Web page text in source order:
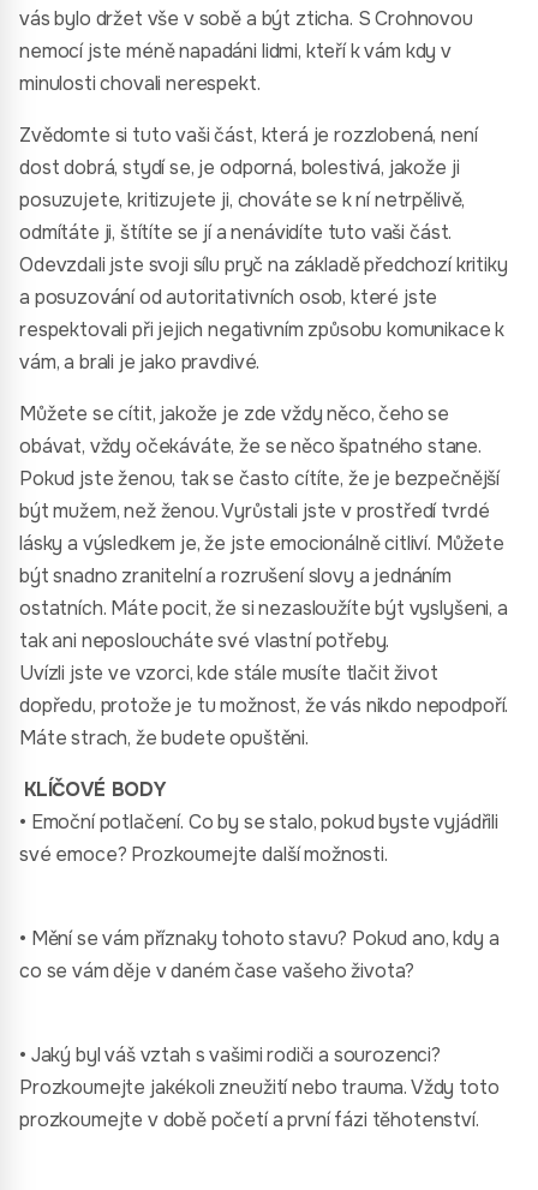
vás bylo držet vše v sobě a být zticha. S Crohnovou
nemocí jste méně napadáni lidmi, kteří k vám kdy v
minulosti chovali nerespekt.
Zvědomte si tuto vaši část, která je rozzlobená, není
dost dobrá, stydí se, je odporná, bolestivá, jakože ji
posuzujete, kritizujete ji, chováte se k ní netrpělivě,
odmítáte ji, štítíte se jí a nenávidíte tuto vaši část.
Odevzdali jste svoji sílu pryč na základě předchozí kritiky
a posuzování od autoritativních osob, které jste
respektovali při jejich negativním způsobu komunikace k
vám, a brali je jako pravdivé.
Můžete se cítit, jakože je zde vždy něco, čeho se
obávat, vždy očekáváte, že se něco špatného stane.
Pokud jste ženou, tak se často cítíte, že je bezpečnější
být mužem, než ženou. Vyrůstali jste v prostředí tvrdé
lásky a výsledkem je, že jste emocionálně citliví. Můžete
být snadno zranitelní a rozrušení slovy a jednáním
ostatních. Máte pocit, že si nezasloužíte být vyslyšeni, a
tak ani neposloucháte své vlastní potřeby.
Uvízli jste ve vzorci, kde stále musíte tlačit život
dopředu, protože je tu možnost, že vás nikdo nepodpoří.
Máte strach, že budete opuštěni.
KLÍČOVÉ BODY
• Emoční potlačení. Co by se stalo, pokud byste vyjádřili
své emoce? Prozkoumejte další možnosti.
• Mění se vám příznaky tohoto stavu? Pokud ano, kdy a
co se vám děje v daném čase vašeho života?
• Jaký byl váš vztah s vašimi rodiči a sourozenci?
Prozkoumejte jakékoli zneužití nebo trauma. Vždy toto
prozkoumejte v době početí a první fázi těhotenství.